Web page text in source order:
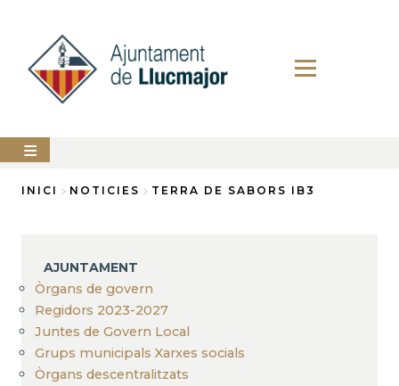
contingut
AJUNTAMENT
SERVEIS
MUNICIPALS
PERFIL
DEL
CONTRACTANT
ANUNCIS
INICI NOTICIES TERRA DE SABORS IB3
AJUNTAMENT
Òrgans de govern
Regidors 2023-2027
Juntes de Govern Local
Grups municipals Xarxes socials
Òrgans descentralitzats